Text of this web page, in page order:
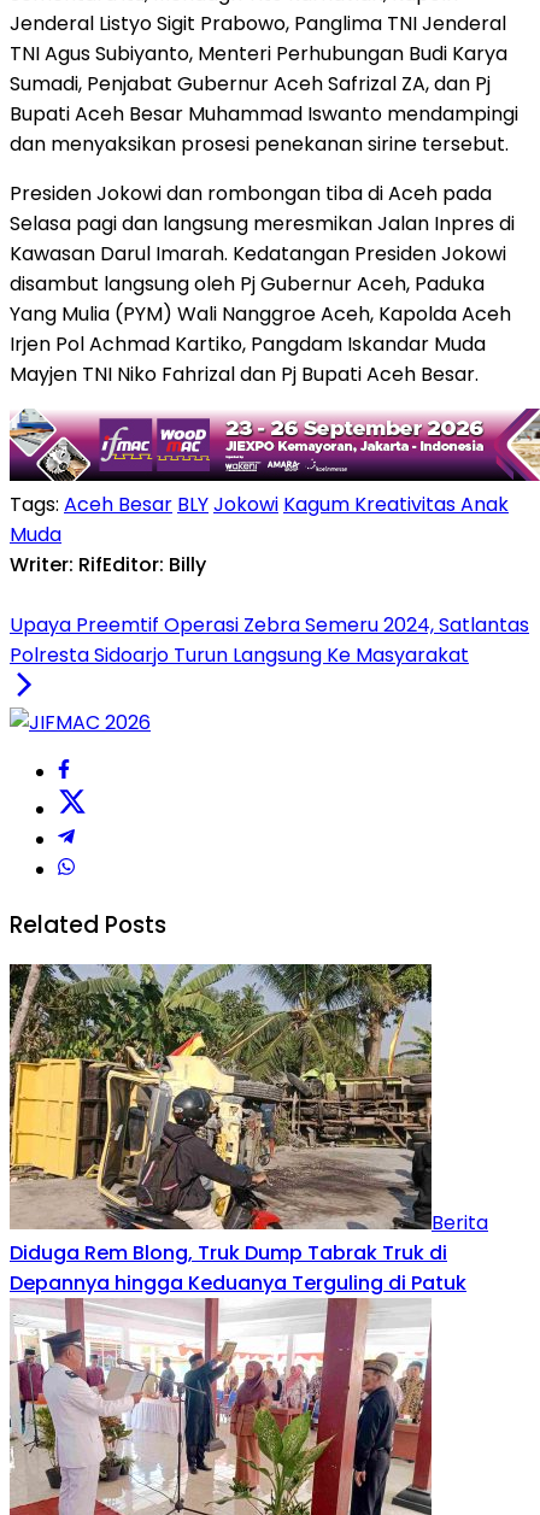
Jenderal Listyo Sigit Prabowo, Panglima TNI Jenderal
TNI Agus Subiyanto, Menteri Perhubungan Budi Karya
Sumadi, Penjabat Gubernur Aceh Safrizal ZA, dan Pj
Bupati Aceh Besar Muhammad Iswanto mendampingi
dan menyaksikan prosesi penekanan sirine tersebut.
Presiden Jokowi dan rombongan tiba di Aceh pada
Selasa pagi dan langsung meresmikan Jalan Inpres di
Kawasan Darul Imarah. Kedatangan Presiden Jokowi
disambut langsung oleh Pj Gubernur Aceh, Paduka
Yang Mulia (PYM) Wali Nanggroe Aceh, Kapolda Aceh
Irjen Pol Achmad Kartiko, Pangdam Iskandar Muda
Mayjen TNI Niko Fahrizal dan Pj Bupati Aceh Besar.
Tags: Aceh Besar BLYJokowi Kagum Kreativitas Anak
Muda
Writer: RifEditor: Billy
Upaya Preemtif Operasi Zebra Semeru 2024, Satlantas
Polresta Sidoarjo Turun Langsung Ke Masyarakat
Related Posts
Berita
Diduga Rem Blong, Truk Dump Tabrak Truk di
Depannya hingga Keduanya Terguling di Patuk